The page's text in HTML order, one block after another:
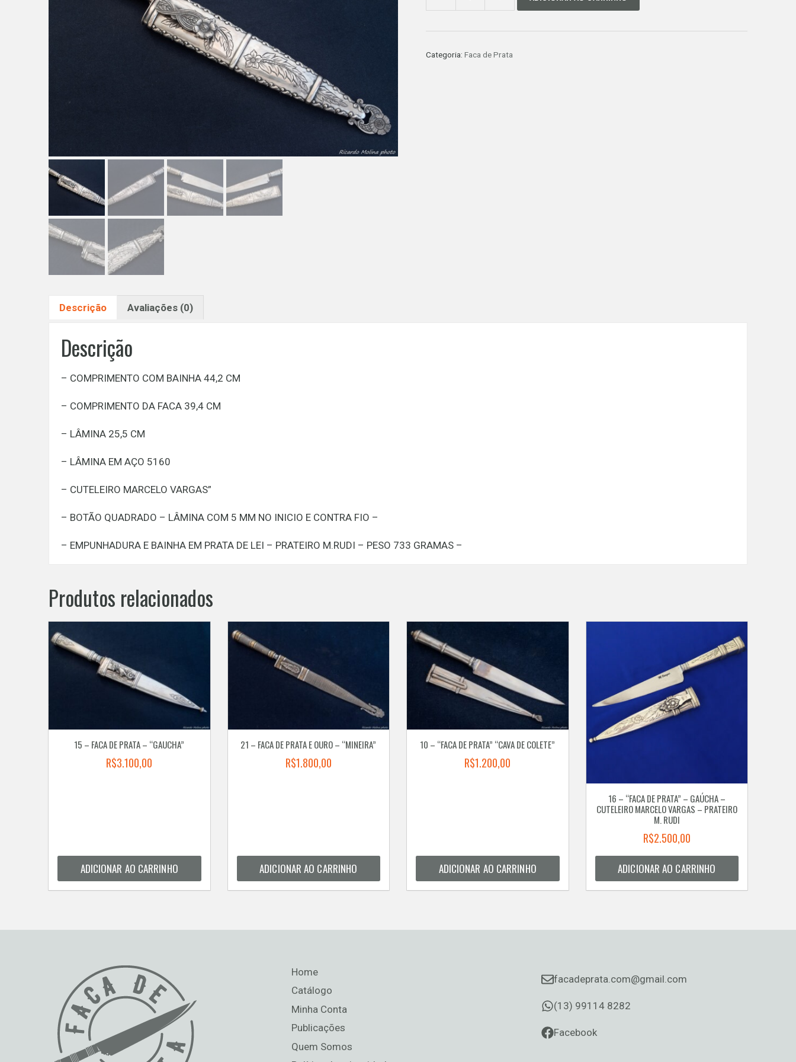
FACA
PRATA
Categoria:Faca de Prata
Descrição Avaliações (0)
Descrição
– COMPRIMENTO COM BAINHA 44,2 CM
– COMPRIMENTO DA FACA 39,4 CM
– LÂMINA 25,5 CM
– LÂMINA EM AÇO 5160
– CUTELEIRO MARCELO VARGAS”
– BOTÃO QUADRADO – LÂMINA COM 5 MM NO INICIO E CONTRA FIO –
– EMPUNHADURA E BAINHA EM PRATA DE LEI – PRATEIRO M.RUDI – PESO 733 GRAMAS –
Produtos relacionados
15 – FACA DE PRATA – “GAUCHA”
R$3.100,00
ADICIONAR AO CARRINHO
21 – FACA DE PRATA E OURO – “MINEIRA”
R$1.800,00
ADICIONAR AO CARRINHO
10 – “FACA DE PRATA” “CAVA DE COLETE”
R$1.200,00
ADICIONAR AO CARRINHO
16 – “FACA DE PRATA” – GAÚCHA –
CUTELEIRO MARCELO VARGAS – PRATEIRO
M. RUDI
R$2.500,00
ADICIONAR AO CARRINHO
Home
Catálogo
Minha Conta
Publicações
Quem Somos
facadeprata.com@gmail.com
(13) 99114 8282
Facebook